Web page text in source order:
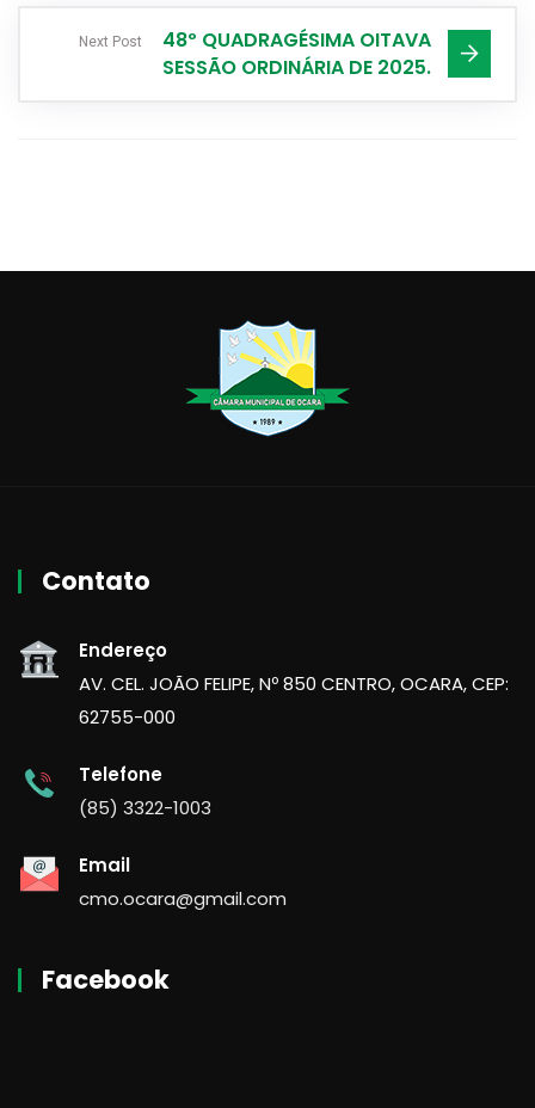
Next Post
48º QUADRAGÉSIMA OITAVA
SESSÃO ORDINÁRIA DE 2025.
Contato
Endereço
AV. CEL. JOÃO FELIPE, Nº 850 CENTRO, OCARA, CEP:
62755-000
Telefone
(85) 3322-1003
Email
cmo.ocara@gmail.com
Facebook